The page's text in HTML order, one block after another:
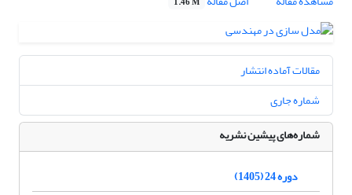
مقالات آماده انتشار
شماره جاری
شماره‌های پیشین نشریه
دوره 24 (1405)